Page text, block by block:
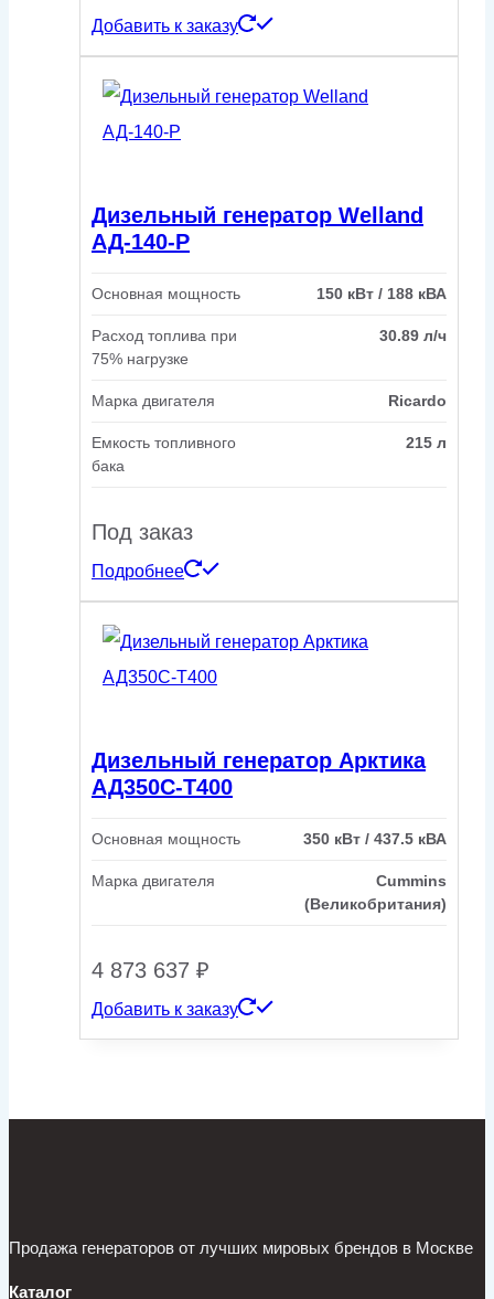
Добавить к заказу
Дизельный генератор Welland
АД-140-Р
Основная мощность 150 кВт / 188 кВА
Расход топлива при
75% нагрузке
30.89 л/ч
Марка двигателя Ricardo
Емкость топливного
бака
215 л
Под заказ
Подробнее
Дизельный генератор Арктика
АД350С-Т400
Основная мощность 350 кВт / 437.5 кВА
Марка двигателя
Cummins
(Великобритания)
4 873 637 ₽
Добавить к заказу
Продажа генераторов от лучших мировых брендов в Москве
Каталог